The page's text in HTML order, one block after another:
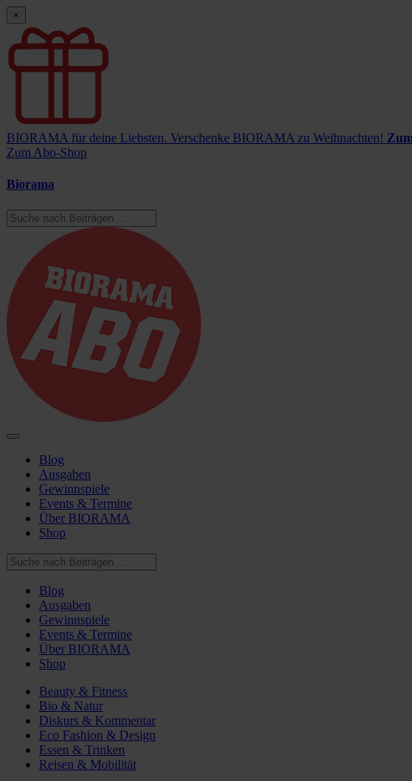
×
BIORAMA für deine Liebsten. Verschenke BIORAMA zu Weihnachten!
Zum Abo-Shop
Biorama
Blog
Ausgaben
Gewinnspiele
Events & Termine
Über BIORAMA
Shop
Blog
Ausgaben
Gewinnspiele
Events & Termine
Über BIORAMA
Shop
Beauty & Fitness
Bio & Natur
Diskurs & Kommentar
Eco Fashion & Design
Essen & Trinken
Reisen & Mobilität